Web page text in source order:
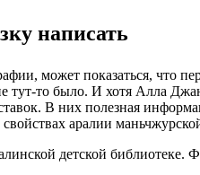
написать
может показаться, что
то было. И хотя Алла
В них полезная
аралии
детской